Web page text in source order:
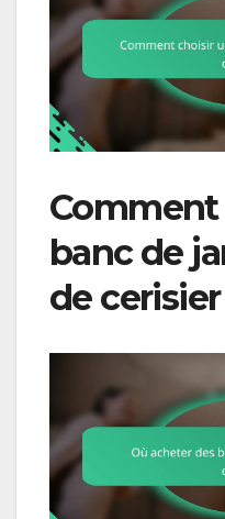
banc de
de